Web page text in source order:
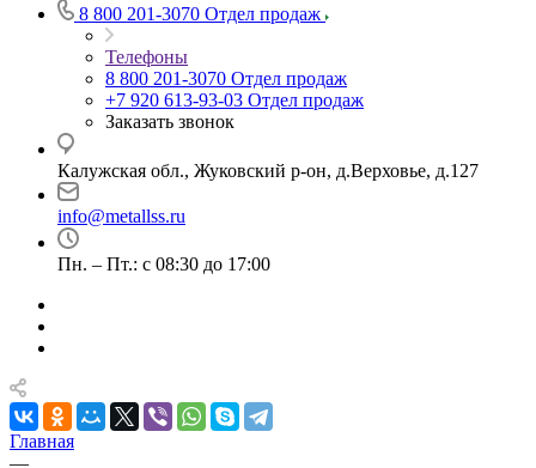
8 800 201-3070 Отдел продаж
Телефоны
8 800 201-3070 Отдел продаж
+7 920 613-93-03 Отдел продаж
Заказать звонок
Калужская обл., Жуковский р-он, д.Верховье, д.127
info@metallss.ru
Пн. – Пт.: с 08:30 до 17:00
Главная
—